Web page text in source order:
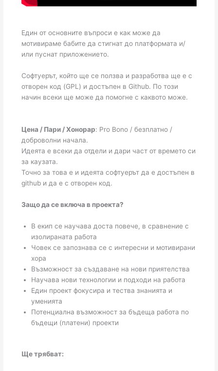
Един от основните въпроси е как може да
мотивираме бабите да стигнат до платформата и/
или пуснат приложението.
Софтуерът, който ще се ползва и разработва ще е с
отворен код (GPL) и достъпен в Github. По този
начин всеки ще може да помогне с каквото може.
Цена / Пари / Хонорар: Pro Bono / безплатно /
доброволни начала.
Идеята е всеки да отдели и дари част от времето си
за каузата.
Точно за това е и идеята софтуерът да е достъпен в
github и да е с отворен код.
Защо да се включа в проекта?
В екип се научава доста повече, в сравнение с
изолираната работа
Човек се запознава се с интересни и мотивирани
хора
Възможност за създаване на нови приятелства
Научава нови технологии и подходи на работа
Един проект фокусира и тества знанията и
уменията
Потенциална възможност за бъдеща работа по
бъдещи (платени) проекти
Ще трябват: